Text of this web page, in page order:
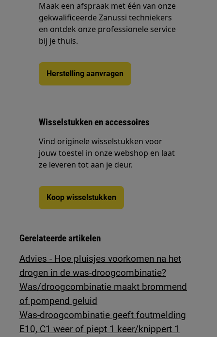
Maak een afspraak met één van onze
gekwalificeerde Zanussi techniekers
en ontdek onze professionele service
bij je thuis.
Herstelling aanvragen
Wisselstukken en accessoires
Vind originele wisselstukken voor
jouw toestel in onze webshop en laat
ze leveren tot aan je deur.
Koop wisselstukken
Gerelateerde artikelen
Advies - Hoe pluisjes voorkomen na het
drogen in de was-droogcombinatie?
Was/droogcombinatie maakt brommend
of pompend geluid
Was-droogcombinatie geeft foutmelding
E10, C1 weer of piept 1 keer/knippert 1